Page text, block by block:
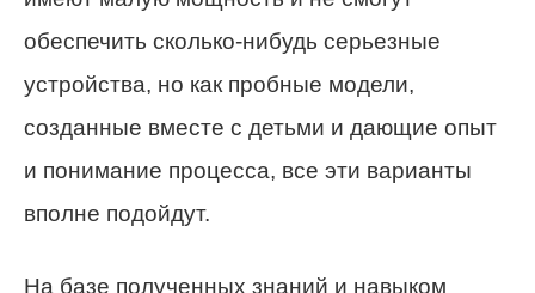
обеспечить сколько-нибудь серьезные
устройства, но как пробные модели,
созданные вместе с детьми и дающие опыт
и понимание процесса, все эти варианты
вполне подойдут.
На базе полученных знаний и навыком